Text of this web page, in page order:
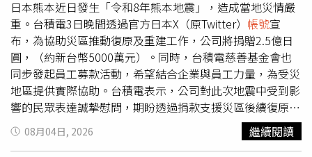
並設置 JEONGHAN 專屬人形立牌，讓粉絲能近距離拍照留
念，成為本次活動的一大亮點。（圖／品牌提供）活動期
間：2026 年 7 月 31 日至 8 月 31 日● 活動地點：台隆手創
館LaLaport 台中2樓門市● 週末加碼活動：活動期間每週
六、日之12:00–16:00、17:00–21:008 月每週六、日，現場
皆加碼推出社群打卡禮及滿額抽獎活動，邀請粉絲週末到店
同樂。● 社群打卡禮本活動無須消費。於現場拍照並上傳
Instagram 限時動態，加入「LaLaport 台中」打卡地標，
同時標註 @banilaco_taiwan，即可獲贈「ZERO 零感肌瞬
願，雙方未能達成和解。此外，考量他目前從事餐飲業，月
收入約新台幣4萬2000元，尚須扶養2名未成年子女，因此
依法判處有期徒刑8個月，全案仍可依法提起上訴。
日本熊本近日發生「令和8年熊本地震」，造成當地災情嚴
重。台積電3日晚間透過官方日本X（原Twitter） 帳號宣
布，為協助災區推動復原及重建工作，公司將捐贈2.5億日
圓，（約新台幣5000萬元）。同時，台積電慈善基金會也
同步發起員工募款活動，希望結合企業與員工力量，為受災
地區提供實際協助。台積電表示，公司對此次地震中受到影
響的民眾表達誠摯慰問，期盼透過捐款支援災區後續復原工
作，也希望藉由員工募款行動，攜手投入救災及重建，協助
受災居民早日恢復正常生活。台積電指出，公司深耕日本市
08月04日, 2026 繼續閱讀